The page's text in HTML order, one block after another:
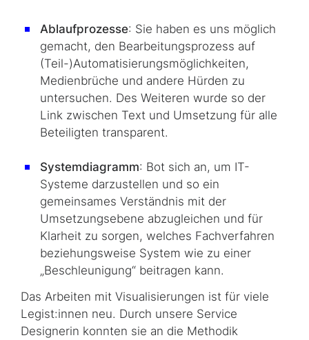
Ablaufprozesse: Sie haben es uns möglich
gemacht, den Bearbeitungsprozess auf
(Teil-)Automatisierungsmöglichkeiten,
Medienbrüche und andere Hürden zu
untersuchen. Des Weiteren wurde so der
Link zwischen Text und Umsetzung für alle
Beteiligten transparent.
Systemdiagramm: Bot sich an, um IT-
Systeme darzustellen und so ein
gemeinsames Verständnis mit der
Umsetzungsebene abzugleichen und für
Klarheit zu sorgen, welches Fachverfahren
beziehungsweise System wie zu einer
„Beschleunigung“ beitragen kann.
Das Arbeiten mit Visualisierungen ist für viele
Legist:innen neu. Durch unsere Service
Designerin konnten sie an die Methodik